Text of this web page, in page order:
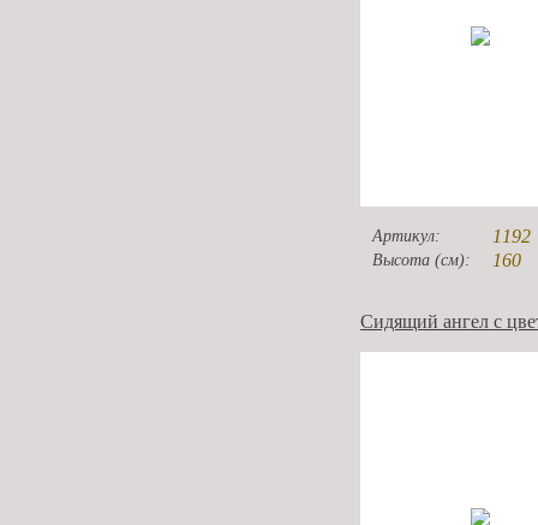
Артикул: 1192
Высота (см): 160
Сидящий ангел с